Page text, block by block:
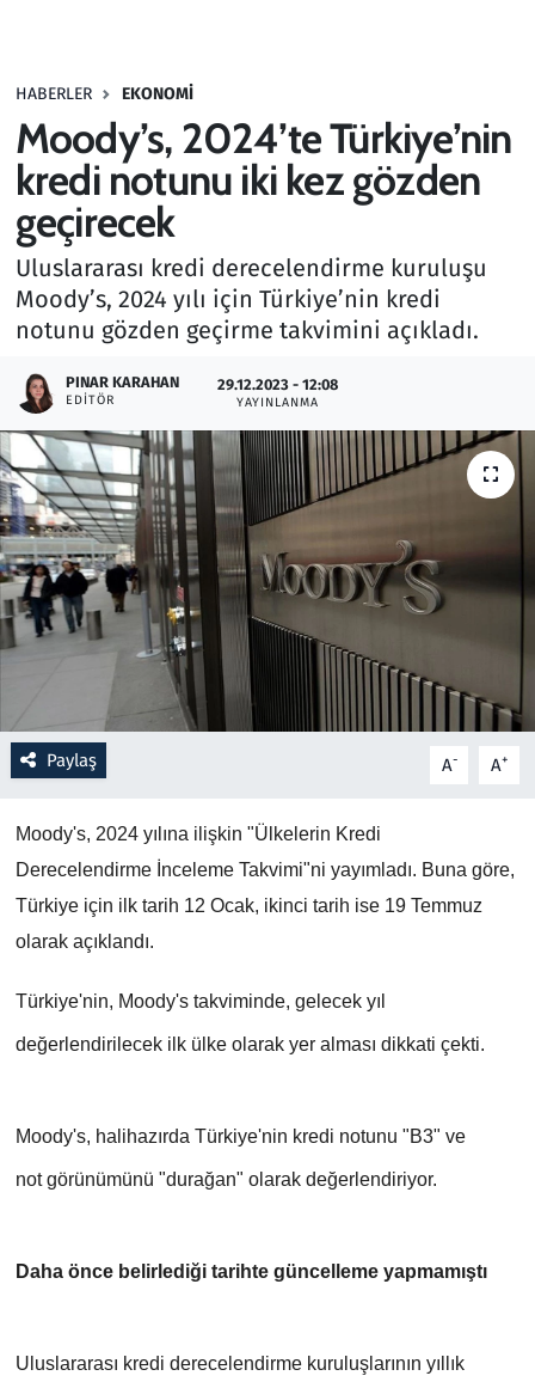
HABERLER EKONOMI
Moody’s, 2024’te Türkiye’nin
kredi notunu iki kez gözden
geçirecek
Uluslararası kredi derecelendirme kuruluşu
Moody’s, 2024 yılı için Türkiye’nin kredi
notunu gözden geçirme takvimini açıkladı.
PINAR KARAHAN
EDITÖR
29.12.2023 - 12:08
YAYINLANMA
Paylaş A- A+
Moody's, 2024 yılına ilişkin "Ülkelerin Kredi
Derecelendirme İnceleme Takvimi"ni yayımladı. Buna göre,
Türkiye için ilk tarih 12 Ocak, ikinci tarih ise 19 Temmuz
olarak açıklandı.
Türkiye'nin, Moody's takviminde, gelecek yıl
değerlendirilecek ilk ülke olarak yer alması dikkati çekti.
Moody's, halihazırda Türkiye'nin kredi notunu "B3" ve
not görünümünü "durağan" olarak değerlendiriyor.
Daha önce belirlediği tarihte güncelleme yapmamıştı
Uluslararası kredi derecelendirme kuruluşlarının yıllık
Haber
Kültür Sanat
Kurumsal Haberler
Lezzet Durağı
Memur ve Kamu
Otomobil
Oyun
Ramazan
Resmi İlanlar
Rüya Tabirleri
Sağlık
Savunma Sanayi
Seçim 2023
Spor
Teknoloji ve Bilim
Televizyon